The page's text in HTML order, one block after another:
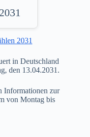
2031
in Deutschland
den 13.04.2031.
Informationen zur
von Montag bis